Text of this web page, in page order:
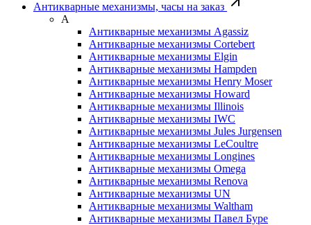
Антикварные механизмы, часы на заказ
А
Антикварные механизмы Agassiz
Антикварные механизмы Cortebert
Антикварные механизмы Elgin
Антикварные механизмы Hampden
Антикварные механизмы Henry Moser
Антикварные механизмы Howard
Антикварные механизмы Illinois
Антикварные механизмы IWC
Антикварные механизмы Jules Jurgensen
Антикварные механизмы LeCoultre
Антикварные механизмы Longines
Антикварные механизмы Omega
Антикварные механизмы Renova
Антикварные механизмы UN
Антикварные механизмы Waltham
Антикварные механизмы Павел Буре